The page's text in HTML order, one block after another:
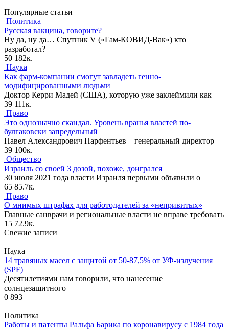
Популярные статьи
Политика
Русская вакцина, говорите?
Ну да, ну да… Спутник V («Гам-КОВИД-Вак») кто
разработал?
50 182к.
Наука
Как фарм-компании смогут завладеть генно-
модифицированными людьми
Доктор Керри Мадей (США), которую уже заклеймили как
39 111к.
Право
Это однозначно скандал. Уровень вранья властей по-
булгаковски запредельный
Павел Александрович Парфентьев – генеральный директор
39 100к.
Общество
Израиль со своей 3 дозой, похоже, доигрался
30 июля 2021 года власти Израиля первыми объявили о
65 85.7к.
Право
О мнимых штрафах для работодателей за «непривитых»
Главные санврачи и региональные власти не вправе требовать
15 72.9к.
Свежие записи
Наука
14 травяных масел с защитой от 50-87,5% от УФ-излучения
(SPF)
Десятилетиями нам говорили, что нанесение
солнцезащитного
0 893
Политика
Работы и патенты Ральфа Барика по коронавирусу с 1984 года